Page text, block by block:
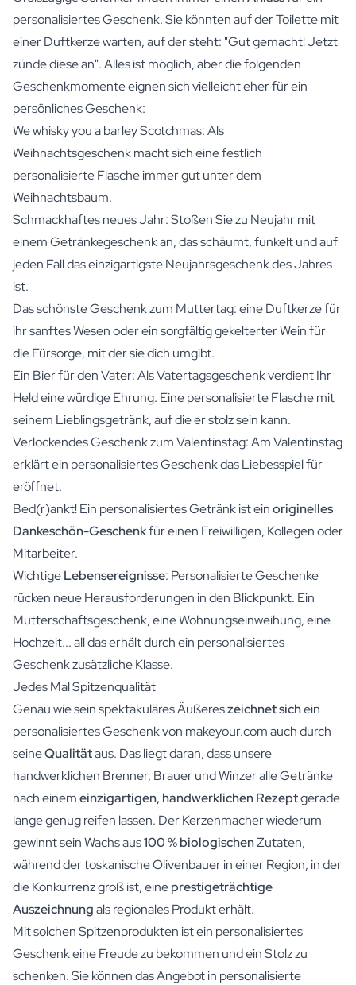
personalisiertes Geschenk. Sie könnten auf der Toilette mit
einer Duftkerze warten, auf der steht: "Gut gemacht! Jetzt
zünde diese an". Alles ist möglich, aber die folgenden
Geschenkmomente eignen sich vielleicht eher für ein
persönliches Geschenk:
We whisky you a barley Scotchmas: Als
Weihnachtsgeschenk macht sich eine festlich
personalisierte Flasche immer gut unter dem
Weihnachtsbaum.
Schmackhaftes neues Jahr: Stoßen Sie zu Neujahr mit
einem Getränkegeschenk an, das schäumt, funkelt und auf
jeden Fall das einzigartigste Neujahrsgeschenk des Jahres
ist.
Das schönste Geschenk zum Muttertag: eine Duftkerze für
ihr sanftes Wesen oder ein sorgfältig gekelterter Wein für
die Fürsorge, mit der sie dich umgibt.
Ein Bier für den Vater: Als Vatertagsgeschenk verdient Ihr
Held eine würdige Ehrung. Eine personalisierte Flasche mit
seinem Lieblingsgetränk, auf die er stolz sein kann.
Verlockendes Geschenk zum Valentinstag: Am Valentinstag
erklärt ein personalisiertes Geschenk das Liebesspiel für
eröffnet.
Bed(r)ankt! Ein personalisiertes Getränk ist einoriginelles
Dankeschön-Geschenkfür einen Freiwilligen, Kollegen oder
Mitarbeiter.
WichtigeLebensereignisse: Personalisierte Geschenke
rücken neue Herausforderungen in den Blickpunkt. Ein
Mutterschaftsgeschenk, eine Wohnungseinweihung, eine
Hochzeit... all das erhält durch ein personalisiertes
Geschenk zusätzliche Klasse.
Jedes Mal Spitzenqualität
Genau wie sein spektakuläres Äußereszeichnet sichein
personalisiertes Geschenk von makeyour.com auch durch
seineQualitätaus. Das liegt daran, dass unsere
handwerklichen Brenner, Brauer und Winzer alle Getränke
nach einemeinzigartigen, handwerklichen Rezeptgerade
lange genug reifen lassen. Der Kerzenmacher wiederum
gewinnt sein Wachs aus100 % biologischenZutaten,
während der toskanische Olivenbauer in einer Region, in der
die Konkurrenz groß ist, eineprestigeträchtige
Auszeichnungals regionales Produkt erhält.
Mit solchen Spitzenprodukten ist ein personalisiertes
Geschenk eine Freude zu bekommen und ein Stolz zu
schenken. Sie können das Angebot in personalisierte